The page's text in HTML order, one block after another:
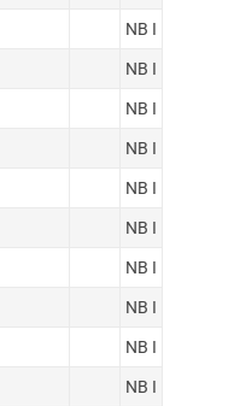
NB I
NB I
NB I
NB I
NB I
NB I
NB I
NB I
NB I
NB I